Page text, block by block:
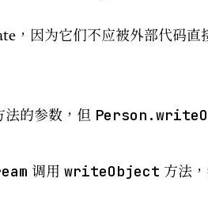
，因为它们不应被外部代码直
法的参数，但
调用 writeObject 方法